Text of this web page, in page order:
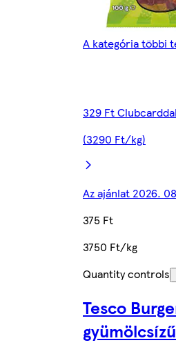
A kategória többi
329 Ft Clubcarddal
(3290 Ft/kg)
Az ajánlat 2026.
375 Ft
3750 Ft/kg
Quantity controls
Tesco